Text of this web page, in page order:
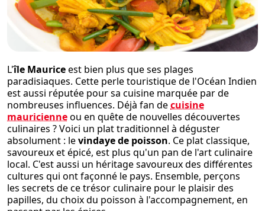
L'île Mauriceest bien plus que ses plages
paradisiaques. Cette perle touristique de l'Océan Indien
est aussi réputée pour sa cuisine marquée par de
nombreuses influences. Déjà fan decuisine
mauricienneou en quête de nouvelles découvertes
culinaires ? Voici un plat traditionnel à déguster
absolument : levindaye de poisson. Ce plat classique,
savoureux et épicé, est plus qu'un pan de l'art culinaire
local. C'est aussi un héritage savoureux des différentes
cultures qui ont façonné le pays. Ensemble, perçons
les secrets de ce trésor culinaire pour le plaisir des
papilles, du choix du poisson à l'accompagnement, en